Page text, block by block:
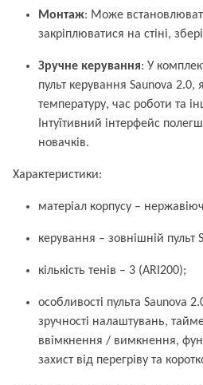
Монтаж: Може
закріплюватися на стіні,
Зручне керування: У
пульт керування Saunova 2.0,
температуру, час роботи та
Інтуїтивний інтерфейс
новачків.
Характеристики:
матеріал корпусу –
керування – зовнішній пульт
кількість тенів – 3 (ARI200);
особливості пульта Saunova
зручності налаштувань,
ввімкнення / вимкнення,
захист від перегріву та